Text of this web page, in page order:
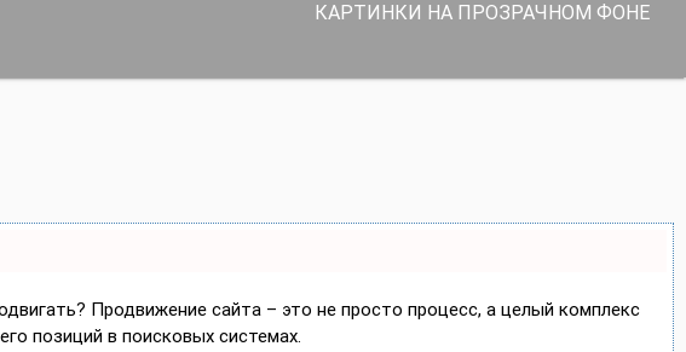
КАРТИНКИ НА ПРОЗРАЧНОМ ФОНЕ
Продвижение сайта – это не просто процесс, а целый комплекс
позиций в поисковых системах.